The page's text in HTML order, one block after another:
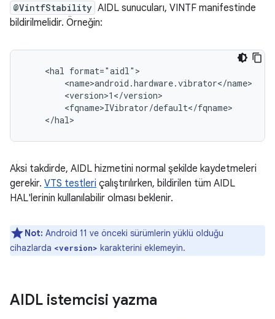
@VintfStability AIDL sunucuları, VINTF manifestinde
bildirilmelidir. Örneğin:
    <hal format="aidl">
        <name>android.hardware.vibrator</name>
        <version>1</version>
        <fqname>IVibrator/default</fqname>
Aksi takdirde, AIDL hizmetini normal şekilde kaydetmeleri
gerekir. VTS testleri çalıştırılırken, bildirilen tüm AIDL
HAL'lerinin kullanılabilir olması beklenir.
Not: Android 11 ve önceki sürümlerin yüklü olduğu
cihazlarda <version> karakterini eklemeyin.
AIDL istemcisi yazma